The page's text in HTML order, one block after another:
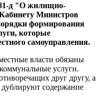
д "O жилищно-
Министров
формирования
которые
самоуправления.
власти обязаны
услуги.
друг другу, а
содержание